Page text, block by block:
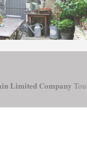
Limited Company